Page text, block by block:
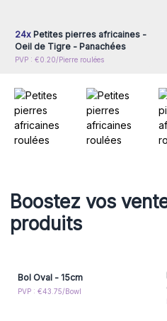
24xPetites pierres africaines -
Oeil de Tigre - Panachées
PVP : €0.20/Pierre roulées
Boostez vos
produits
Bol Oval - 15cm
PVP : €43.75/Bowl